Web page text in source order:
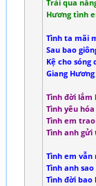
Trải qua
Hương tình
Tình ta mãi
Sau bao
Kệ cho sóng
Giang
Tình đời lắm
Tình yêu
Tình em
Tình anh gửi
Tình em vẫn
Tình anh
Tình đời bao